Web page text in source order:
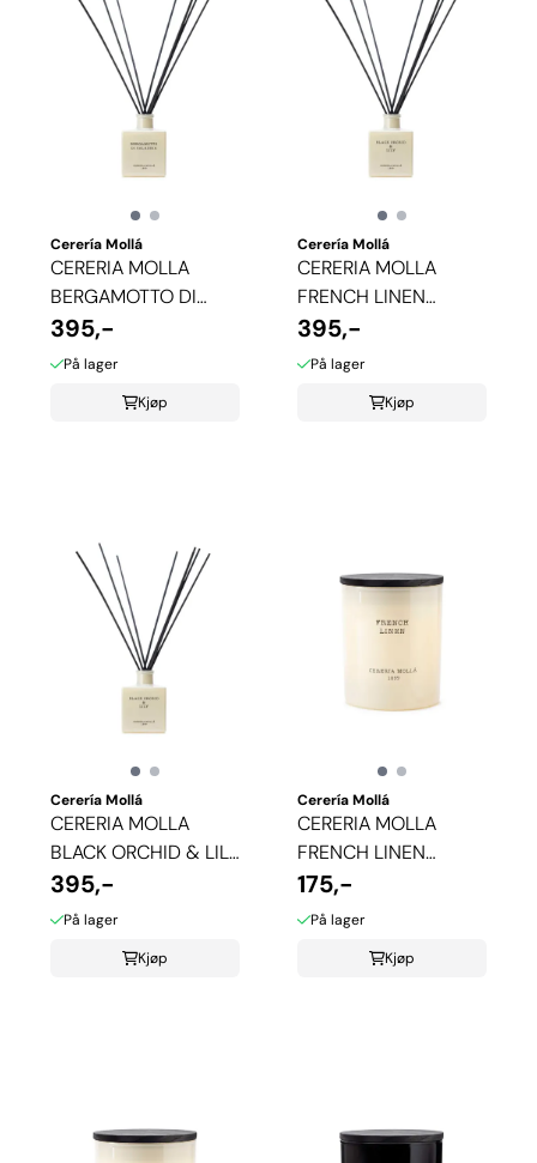
Cerería Mollá
CERERIA MOLLA
BERGAMOTTO DI
CALABRIA
DUFTPINNER
395,-
På lager
Kjøp
Cerería Mollá
CERERIA MOLLA
FRENCH LINEN
DUFTPINNER
395,-
På lager
Kjøp
Cerería Mollá
CERERIA MOLLA
BLACK ORCHID & LILY
DUFTPINNER
395,-
På lager
Kjøp
Cerería Mollá
CERERIA MOLLA
FRENCH LINEN
DUFTLYS
175,-
På lager
Kjøp